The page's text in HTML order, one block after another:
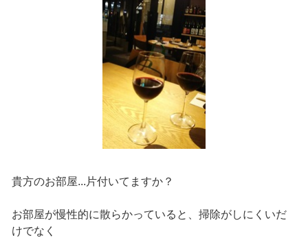
貴方のお部屋...片付いてますか？
お部屋が慢性的に散らかっていると、掃除がしにくいだ
けでなく